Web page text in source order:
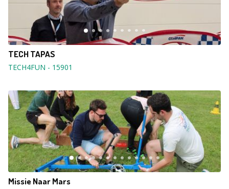
TECH TAPAS
TECH4FUN - 15901
Missie Naar Mars